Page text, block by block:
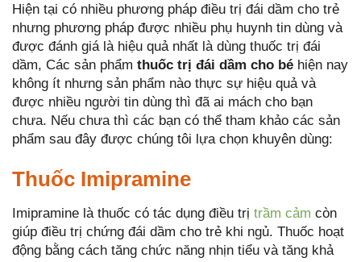
Hiện tại có nhiều phương pháp điều trị đái dầm cho trẻ
nhưng phương pháp được nhiều phụ huynh tin dùng và
được đánh giá là hiệu quả nhất là dùng thuốc trị đái
dầm, Các sản phẩm thuốc trị đái dầm cho bé hiện nay
không ít nhưng sản phẩm nào thực sự hiệu quả và
được nhiều người tin dùng thì đã ai mách cho bạn
chưa. Nếu chưa thì các bạn có thể tham khảo các sản
phẩm sau đây được chúng tôi lựa chọn khuyên dùng:
Thuốc Imipramine
Imipramine là thuốc có tác dụng điều trị trầm cảm còn
giúp điều trị chứng đái dầm cho trẻ khi ngủ. Thuốc hoạt
động bằng cách tăng chức năng nhịn tiểu và tăng khả